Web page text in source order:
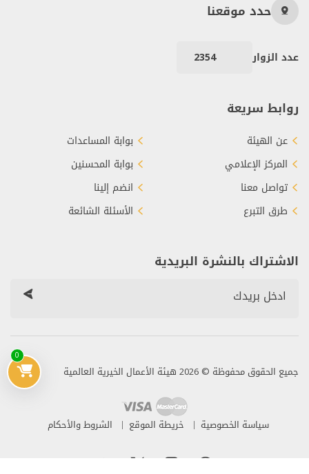
0
حدد موقعنا
عدد الزوار 2354
روابط سريعة
عن الهيئة
المركز الإعلامي
تواصل معنا
طرق التبرع
بوابة المساعدات
بوابة المحسنين
انضم إلينا
الأسئلة الشائعة
الاشتراك بالنشرة البريدية
جميع الحقوق محفوظة © 2026 هيئة الأعمال الخيرية العالمية
سياسة الخصوصية خريطة الموقع الشروط والأحكام